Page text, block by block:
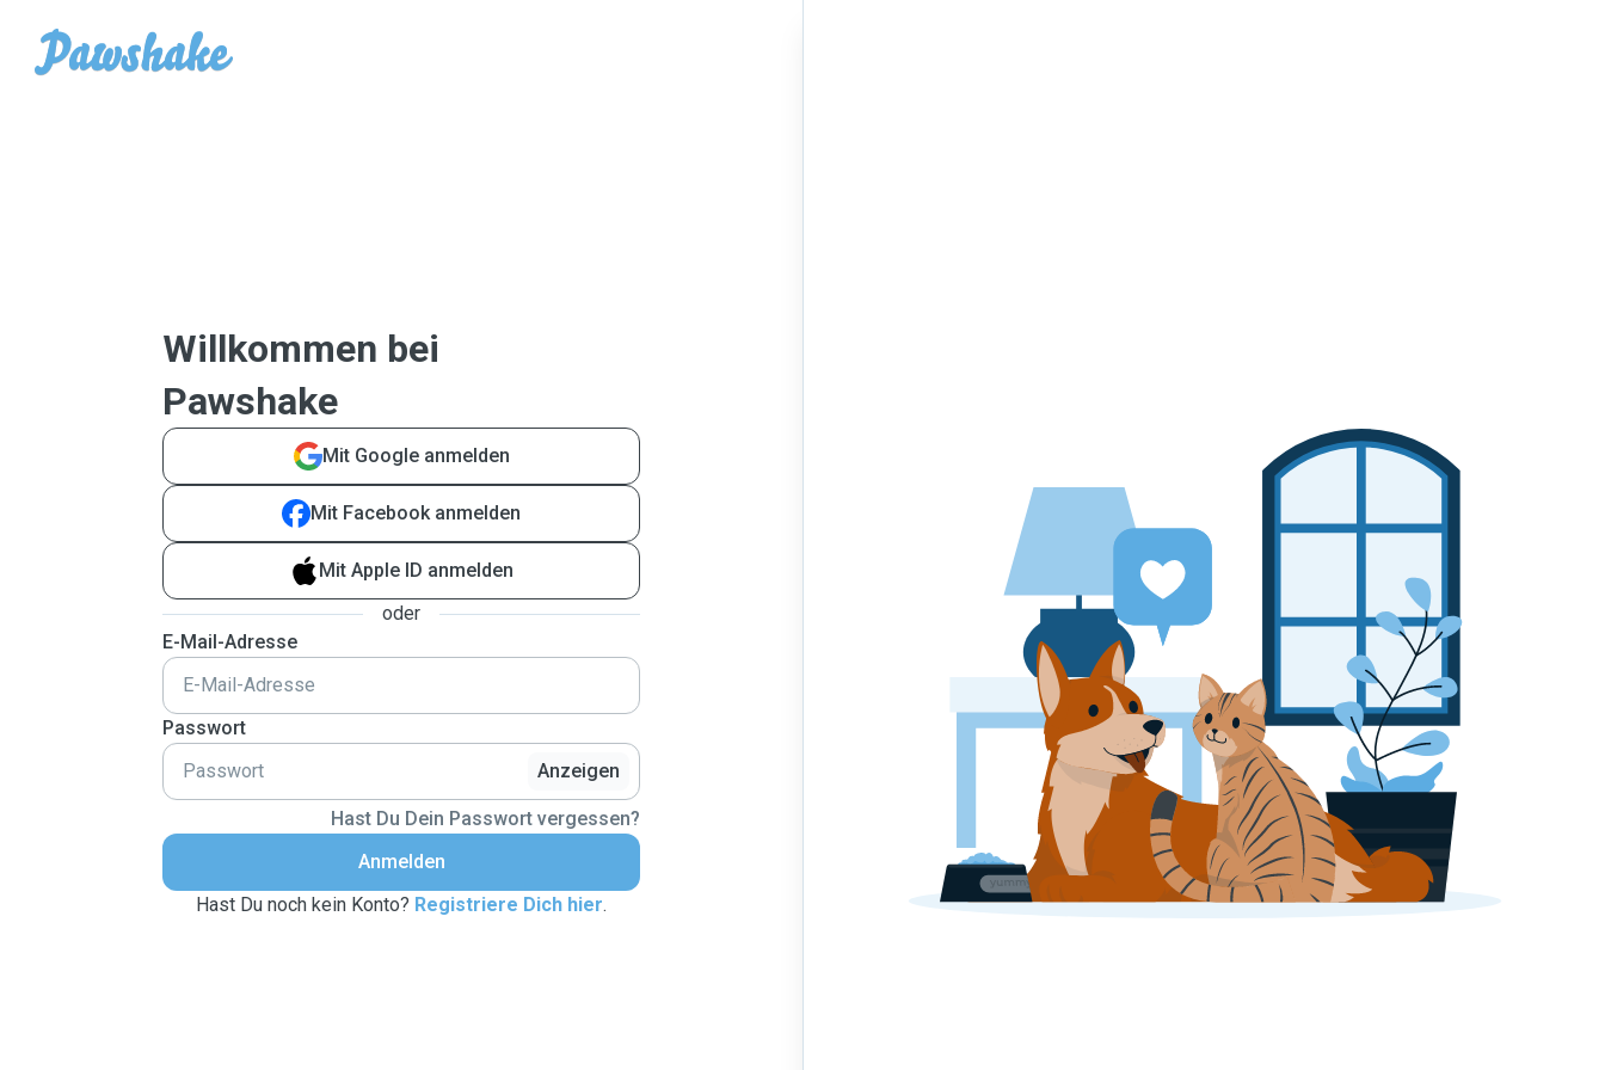
Willkommen bei
Pawshake
Mit Google anmelden
Mit Facebook anmelden
Mit Apple ID anmelden
oder
E-Mail-Adresse
Passwort
Anzeigen
Hast Du Dein Passwort vergessen?
Anmelden
Hast Du noch kein Konto? Registriere Dich hier.